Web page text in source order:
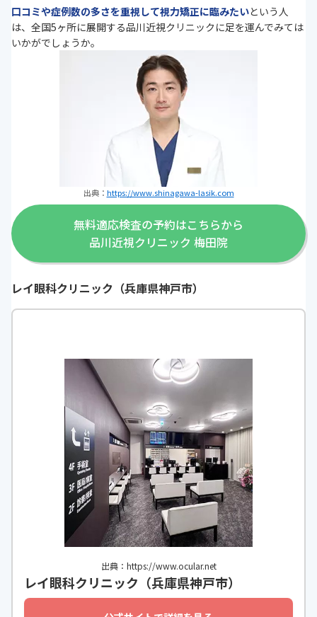
口コミや症例数の多さを重視して視力矯正に臨みたいという人
は、全国5ヶ所に展開する品川近視クリニックに足を運んでみては
いかがでしょうか。
出典： https://www.shinagawa-lasik.com
無料適応検査の予約はこちらから
品川近視クリニック 梅田院
レイ眼科クリニック（兵庫県神戸市）
出典：https://www.ocular.net
レイ眼科クリニック（兵庫県神戸市）